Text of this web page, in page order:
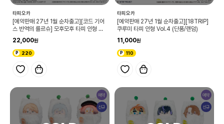
타피오카
[예약판매 27년 1월 순차출고][코드 기어
스 반역의 를르슈] 모후모후 타피 인형 쿠
22,000
220
타피오카
[예약판매 27년 1월 순차출고][18TRIP]
쿠루미 타피 인형 Vol.4 (단품/랜덤)
11,000
110
예약
신규
예약
신규